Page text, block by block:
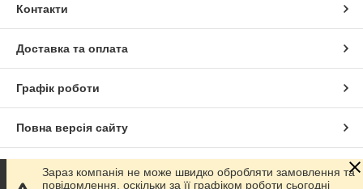
Контакти
Доставка та оплата
Графік роботи
Повна версія сайту
Сайт створено на маркетплейсіProm.ua
Зараз компанія не може швидко обробляти замовлення та
повідомлення, оскільки за її графіком роботи сьогодні